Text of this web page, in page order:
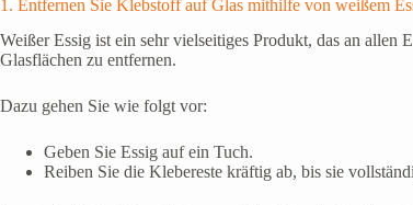
1. Entfernen Sie Klebstoff auf Glas mithilfe von weißem
Weißer Essig ist ein sehr vielseitiges Produkt, das an allen
Glasflächen zu entfernen.
Dazu gehen Sie wie folgt vor:
Geben Sie Essig auf ein Tuch.
Reiben Sie die Klebereste kräftig ab, bis sie